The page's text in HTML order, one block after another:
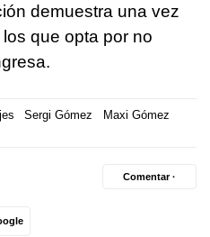
demuestra una vez
que opta por no
Sergi Gómez
Maxi Gómez
Comentar ·